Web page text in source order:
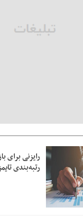
رایزنی برای
رتبه‌بندی